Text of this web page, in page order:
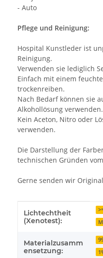
- Auto
Pflege und Reinigung:
Hospital Kunstleder ist
Reinigung.
Verwenden sie lediglich
Einfach mit einem
trockenreiben.
Nach Bedarf können sie
Alkohollösung verwenden.
Kein Aceton, Nitro oder
verwenden.
Die Darstellung der
technischen Gründen
Gerne senden wir
Produkteigenschaft
Wert
Lichtechtheit
(Xenotest):
Materialzusamm
ensetzung: